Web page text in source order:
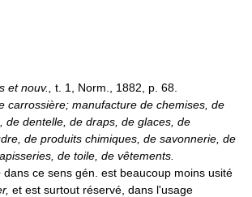
et nouv., t. 1, Norm., 1882, p. 68.
carrossière; manufacture de chemises, de
de dentelle, de draps, de glaces, de
de produits chimiques, de savonnerie, de
de toile, de vêtements.
dans ce sens gén. est beaucoup moins usité
et est surtout réservé, dans l'usage